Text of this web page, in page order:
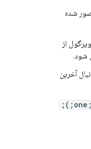
شده
از
شود.
آخرین
(one;two;three;four;);